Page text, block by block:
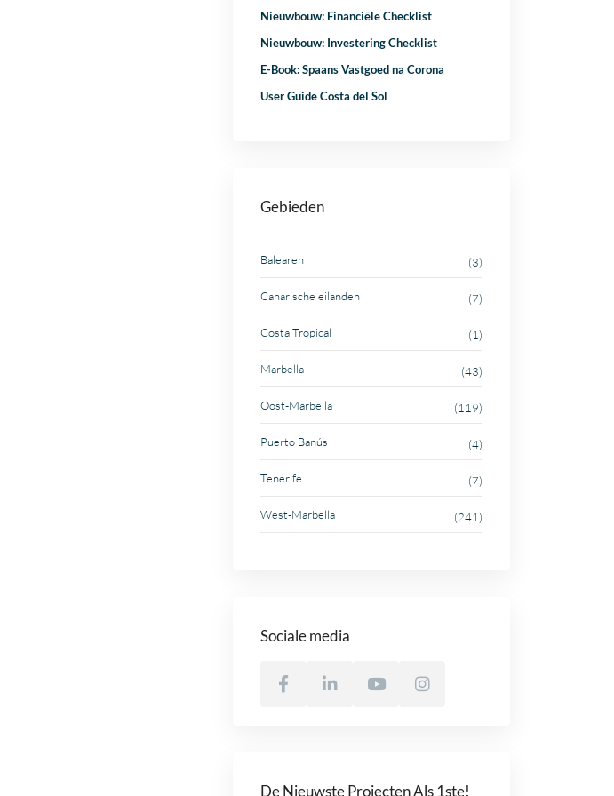
Nieuwbouw: Financiële Checklist
Nieuwbouw: Investering Checklist
E-Book: Spaans Vastgoed na Corona
User Guide Costa del Sol
Gebieden
Balearen (3)
Canarische eilanden (7)
Costa Tropical (1)
Marbella (43)
Oost-Marbella (119)
Puerto Banús (4)
Tenerife (7)
West-Marbella (241)
Sociale media
De Nieuwste Projecten Als 1ste!